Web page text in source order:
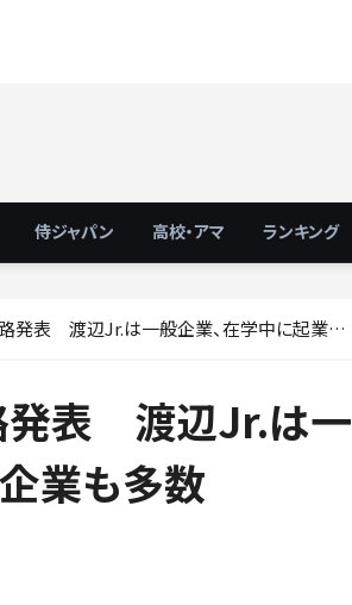
侍ジャパン 高校・アマ ランキング
辺Jr.は一般企業、在学中に起業も…有名企業も多数
発表 渡辺Jr.は一
業も多数